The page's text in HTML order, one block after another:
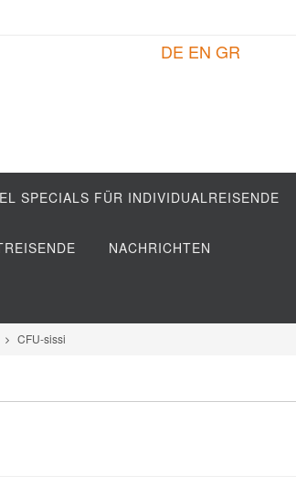
DE EN GR
SPECIALS FÜR INDIVIDUALREISENDE
NACHRICHTEN
CFU-sissi